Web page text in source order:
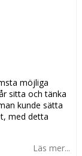
möjliga
sitta och tänka
kunde sätta
med detta
Läs mer...